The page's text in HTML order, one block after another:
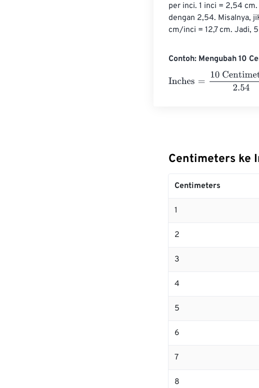
per inci. 1 inci = 2,54
dengan 2,54. Misalnya,
cm/inci = 12,7 cm. Jadi,
Contoh: Mengubah 10
Inches
10 Centimeters
Centimeters ke
Centimeters
1
2
3
4
5
6
7
8